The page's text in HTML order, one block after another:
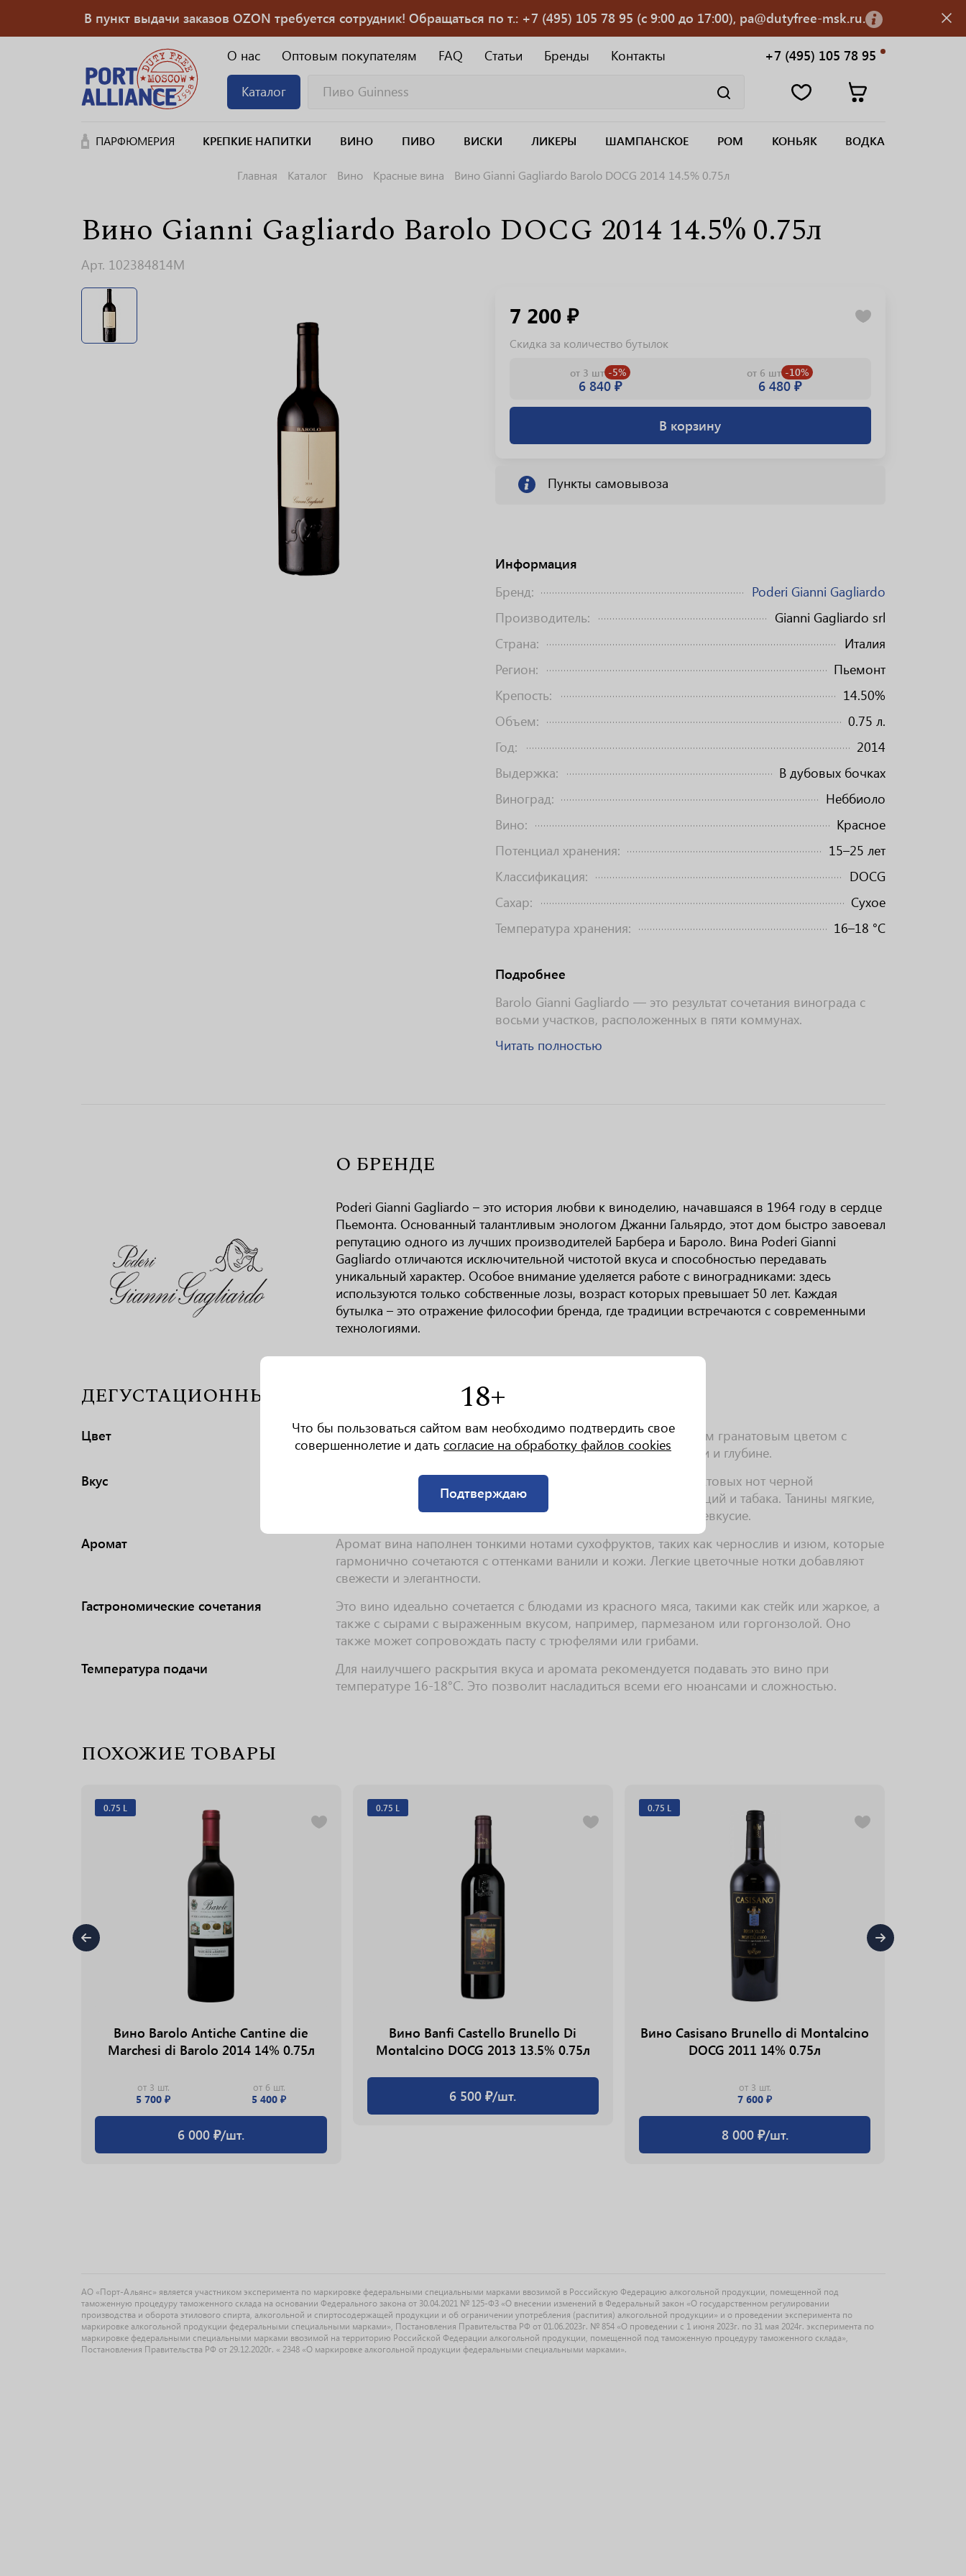
18+
Что бы пользоваться сайтом вам необходимо подтвердить свое
совершеннолетие и дать согласие на обработку файлов cookies
Подтверждаю
В пункт выдачи заказов OZON требуется сотрудник! Обращаться по т.: +7 (495) 105 78 95 (с 9:00 до 17:00), pa@dutyfree-msk.ru.
О нас Оптовым покупателям FAQ Статьи Бренды Контакты +7 (495) 105 78 95
Каталог
ПАРФЮМЕРИЯ КРЕПКИЕ НАПИТКИ ВИНО ПИВО ВИСКИ ЛИКЕРЫ ШАМПАНСКОЕ РОМ КОНЬЯК ВОДКА
Главная Каталог Вино Красные вина Вино Gianni Gagliardo Barolo DOCG 2014 14.5% 0.75л
Вино Gianni Gagliardo Barolo DOCG 2014 14.5% 0.75л
Арт. 102384814M
Информация
Бренд:
Poderi Gianni Gagliardo
Производитель:
Gianni Gagliardo srl
Страна:
Италия
Регион:
Пьемонт
Крепость:
14.50%
Объем:
0.75 л.
Год:
2014
Выдержка:
В дубовых бочках
Виноград:
Неббиоло
Вино:
Красное
Потенциал хранения:
15–25 лет
Классификация:
DOCG
Сахар:
Сухое
Температура хранения:
16–18 °C
Подробнее
Barolo Gianni Gagliardo — это результат сочетания винограда с
восьми участков, расположенных в пяти коммунах.
Читать полностью
7 200 ₽
Скидка за количество бутылок
от 3 шт -5%
6 840 ₽
от 6 шт -10%
6 480 ₽
В корзину
Пункты самовывоза
О БРЕНДЕ
Poderi Gianni Gagliardo – это история любви к виноделию, начавшаяся в 1964 году в сердце
Пьемонта. Основанный талантливым энологом Джанни Гальярдо, этот дом быстро завоевал
репутацию одного из лучших производителей Барбера и Бароло. Вина Poderi Gianni
Gagliardo отличаются исключительной чистотой вкуса и способностью передавать
уникальный характер. Особое внимание уделяется работе с виноградниками: здесь
используются только собственные лозы, возраст которых превышает 50 лет. Каждая
бутылка – это отражение философии бренда, где традиции встречаются с современными
технологиями.
ДЕГУСТАЦИОННЫЕ ХАРАКТЕРИСТИКИ
Цвет
Вино Gianni Gagliardo Barolo DOCG 2014 обладает насыщенным гранатовым цветом с
рубиновыми отблесками, свидетельствующими о его зрелости и глубине.
Вкус
Вкус этого вина раскрывается слоями, начиная с богатых фруктовых нот черной
смородины и вишни, которые переплетаются с нюансами специй и табака. Танины мягкие,
но выразительные, придающие вину структуру и долгое послевкусие.
Аромат
Аромат вина наполнен тонкими нотами сухофруктов, таких как чернослив и изюм, которые
гармонично сочетаются с оттенками ванили и кожи. Легкие цветочные нотки добавляют
свежести и элегантности.
Гастрономические сочетания
Это вино идеально сочетается с блюдами из красного мяса, такими как стейк или жаркое, а
также с сырами с выраженным вкусом, например, пармезаном или горгонзолой. Оно
также может сопровождать пасту с трюфелями или грибами.
Температура подачи
Для наилучшего раскрытия вкуса и аромата рекомендуется подавать это вино при
температуре 16-18°C. Это позволит насладиться всеми его нюансами и сложностью.
ПОХОЖИЕ ТОВАРЫ
0.75 L
Вино Barolo Antiche Cantine die
Marchesi di Barolo 2014 14% 0.75л
5 700 ₽
от 3 шт.
5 400 ₽
от 6 шт.
6 000 ₽/шт.
0.75 L
Вино Banfi Castello Brunello Di
Montalcino DOCG 2013 13.5% 0.75л
6 500 ₽/шт.
0.75 L
Вино Casisano Brunello di Montalcino
DOCG 2011 14% 0.75л
7 600 ₽
от 3 шт.
8 000 ₽/шт.
АО «Порт-Альянс» является участником эксперимента по маркировке федеральными специальными марками ввозимой в Российскую Федерацию алкогольной продукции, помещенной под
таможенную процедуру таможенного склада на основании Федерального закона от 30.04.2021 № 125-ФЗ «О внесении изменений в Федеральный закон «О государственном регулировании
производства и оборота этилового спирта, алкогольной и спиртосодержащей продукции и об ограничении употребления (распития) алкогольной продукции» и о проведении эксперимента по
маркировке алкогольной продукции федеральными специальными марками», Постановления Правительства РФ от 01.06.2023г. № 854 «О проведении с 1 июня 2023г. по 31 мая 2024г. эксперимента по
маркировке федеральными специальными марками ввозимой на территорию Российской Федерации алкогольной продукции, помещенной под таможенную процедуру таможенного склада»,
Постановления Правительства РФ от 29.12.2020г. « 2348 «О маркировке алкогольной продукции федеральными специальными марками».